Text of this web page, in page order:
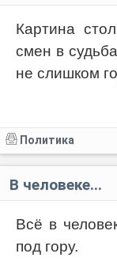
Картина
смен в
не слишком
Политика
В человеке...
Всё в
под гору.